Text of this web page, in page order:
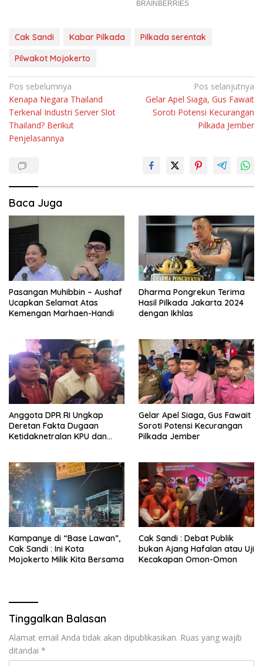
Cak Sandi Kabar Pilkada
Pilkada serentak
Pilwakot Mojokerto
Navigasi
pos
Pos sebelumnya
Kenapa Negara Thailand
Terkenal Industri Server Slot
Thailand? Berikut
Penjelasannya
Pos selanjutnya
Gelar Apel Siaga, Gus Fawait
Soroti Potensi Kecurangan
Pilkada Jember
Baca Juga
Pasangan Muhibbin – Aushaf
Ucapkan Selamat Atas
Kemengan Marhaen-Handi
Dharma Pongrekun Terima
Hasil Pilkada Jakarta 2024
dengan Ikhlas
Anggota DPR RI Ungkap
Deretan Fakta Dugaan
Ketidaknetralan KPU dan
Gelar Apel Siaga, Gus Fawait
Soroti Potensi Kecurangan
Pilkada Jember
Kampanye di “Base Lawan”,
Cak Sandi : Ini Kota
Mojokerto Milik Kita Bersama
Cak Sandi : Debat Publik
bukan Ajang Hafalan atau Uji
Kecakapan Omon-Omon
Tinggalkan Balasan
Alamat email Anda tidak akan dipublikasikan. Ruas yang wajib
ditandai *